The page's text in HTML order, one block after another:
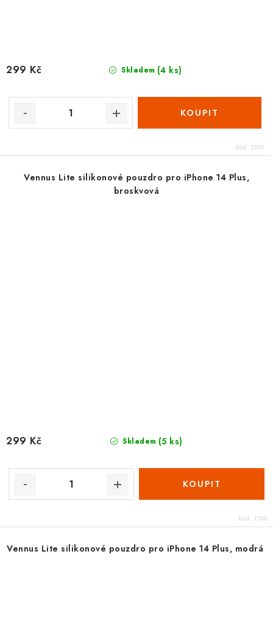
Skladem (4 ks)
299 Kč
Kód: 7539
Vennus Lite silikonové pouzdro pro iPhone 14 Plus,
broskvová
Skladem (5 ks)
299 Kč
Kód: 7536
Vennus Lite silikonové pouzdro pro iPhone 14 Plus, modrá